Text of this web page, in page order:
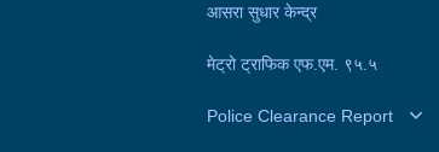
आसरा सुधार केन्द्र
मेट्रो ट्राफिक एफ.एम. ९५.५
Police Clearance Report